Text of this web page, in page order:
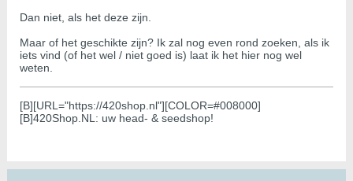
Dan niet, als het deze zijn.
Maar of het geschikte zijn? Ik zal nog even rond zoeken, als ik
iets vind (of het wel / niet goed is) laat ik het hier nog wel
weten.
[B][URL="https://420shop.nl"][COLOR=#008000]
[B]420Shop.NL: uw head- & seedshop!